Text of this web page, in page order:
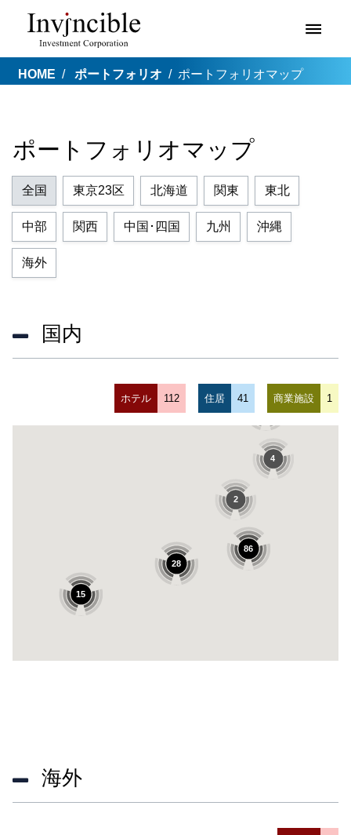
HOME ポートフォリオ ポートフォリオマップ
ポートフォリオマップ
全国 東京23区 北海道 関東 東北
中部 関西 中国･四国 九州 沖縄
海外
国内
ホテル 112 住居 41 商業施設 1
86
28
15
2
4
海外